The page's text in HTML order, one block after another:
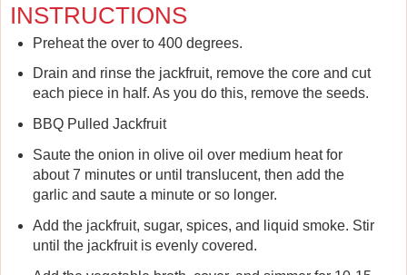
INSTRUCTIONS
Preheat the over to 400 degrees.
Drain and rinse the jackfruit, remove the core and cut
each piece in half. As you do this, remove the seeds.
BBQ Pulled Jackfruit
Saute the onion in olive oil over medium heat for
about 7 minutes or until translucent, then add the
garlic and saute a minute or so longer.
Add the jackfruit, sugar, spices, and liquid smoke. Stir
until the jackfruit is evenly covered.